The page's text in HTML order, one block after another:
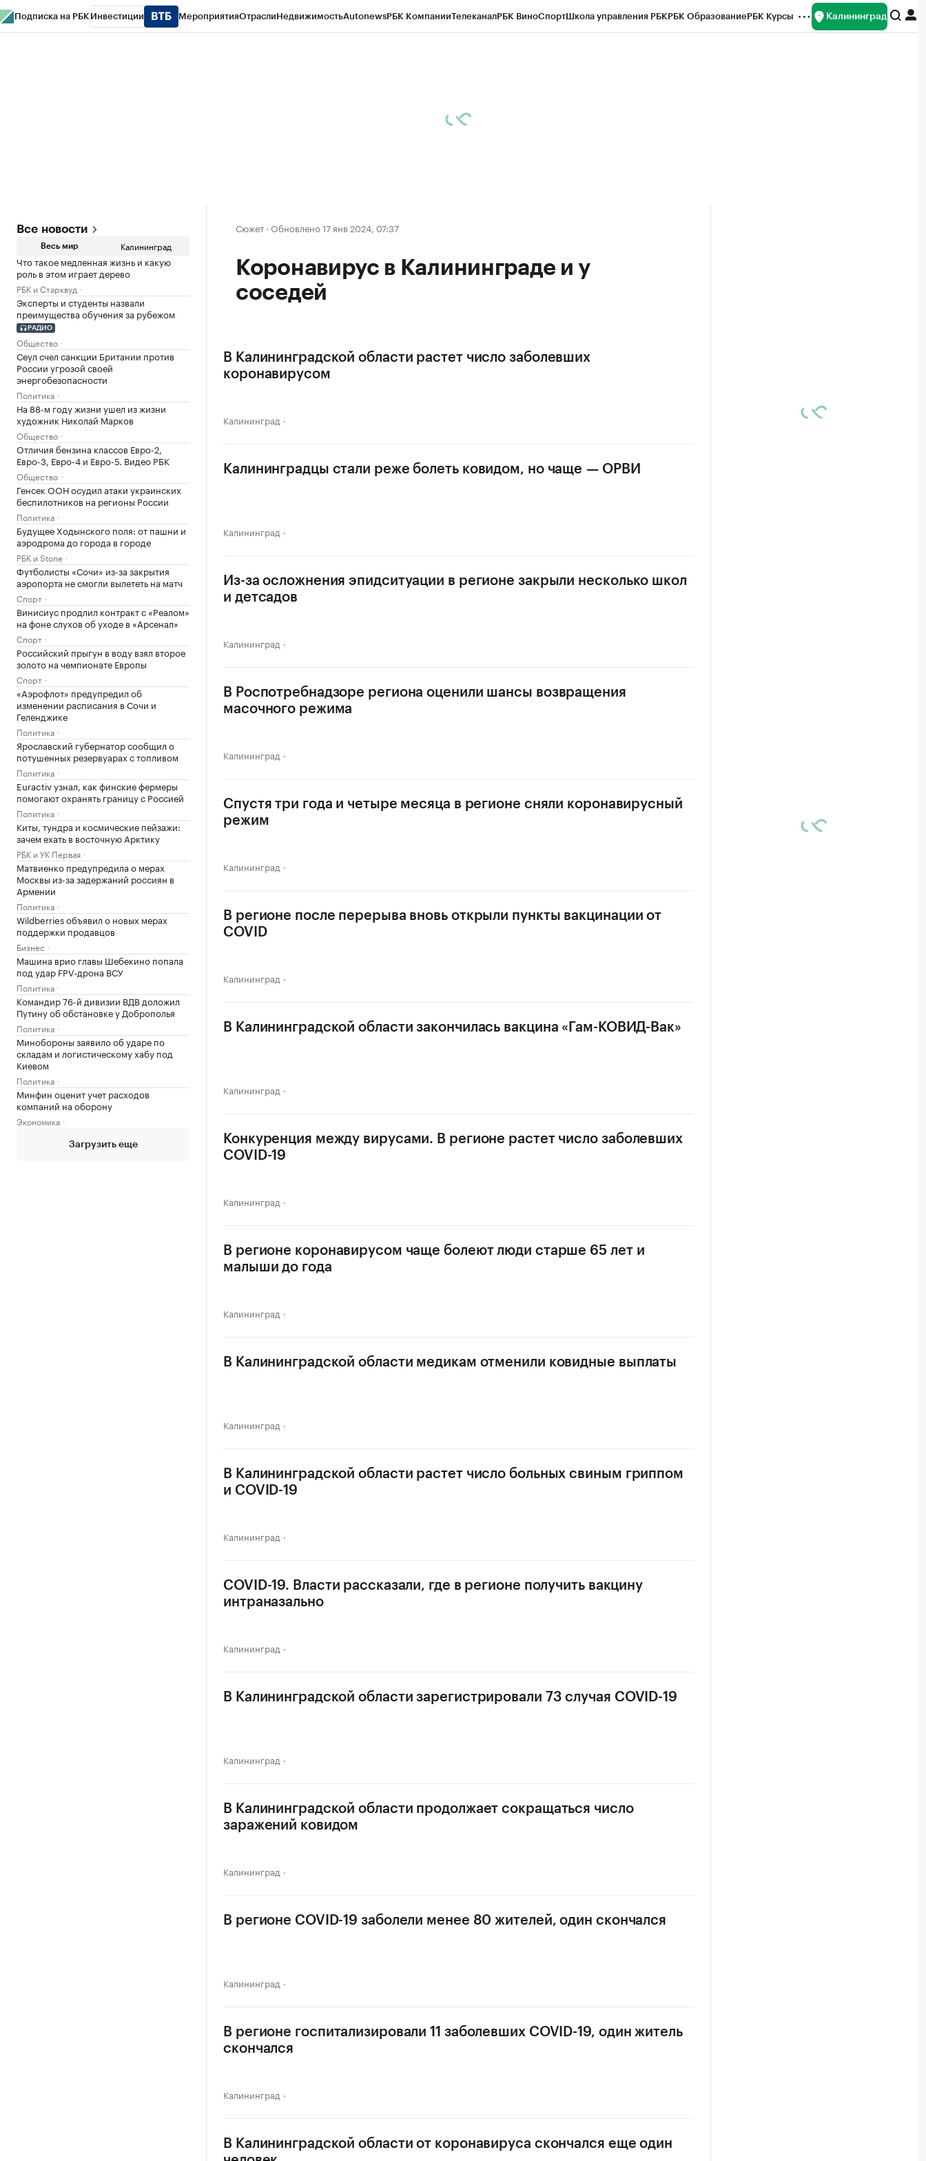
Подписка на РБК Инвестиции МероприятияОтраслиНедвижимостьAutonewsРБК КомпанииТелеканалРБК ВиноСпортШкола управления РБКРБК ОбразованиеРБК Курсы Калининград
Все новости
Весь мир Калининград
Что такое медленная жизнь и какую
роль в этом играет дерево
РБК и Старквуд
Эксперты и студенты назвали
преимущества обучения за рубежом
РАДИО
Общество
Сеул счел санкции Британии против
России угрозой своей
энергобезопасности
Политика
На 88-м году жизни ушел из жизни
художник Николай Марков
Общество
Отличия бензина классов Евро-2,
Евро-3, Евро-4 и Евро-5. Видео РБК
Общество
Генсек ООН осудил атаки украинских
беспилотников на регионы России
Политика
Будущее Ходынского поля: от пашни и
аэродрома до города в городе
РБК и Stone
Футболисты «Сочи» из-за закрытия
аэропорта не смогли вылететь на матч
Спорт
Винисиус продлил контракт с «Реалом»
на фоне слухов об уходе в «Арсенал»
Спорт
Российский прыгун в воду взял второе
золото на чемпионате Европы
Спорт
«Аэрофлот» предупредил об
изменении расписания в Сочи и
Геленджике
Политика
Ярославский губернатор сообщил о
потушенных резервуарах с топливом
Политика
Euractiv узнал, как финские фермеры
помогают охранять границу с Россией
Политика
Киты, тундра и космические пейзажи:
зачем ехать в восточную Арктику
РБК и УК Первая
Матвиенко предупредила о мерах
Москвы из-за задержаний россиян в
Армении
Политика
Wildberries объявил о новых мерах
поддержки продавцов
Бизнес
Машина врио главы Шебекино попала
под удар FPV‑дрона ВСУ
Политика
Командир 76-й дивизии ВДВ доложил
Путину об обстановке у Доброполья
Политика
Минобороны заявило об ударе по
складам и логистическому хабу под
Киевом
Политика
Минфин оценит учет расходов
компаний на оборону
Экономика
Загрузить еще
Сюжет · Обновлено 17 янв 2024, 07:37
Коронавирус в Калининграде и у
соседей
В Калининградской области растет число заболевших
коронавирусом
Калининград
Калининградцы стали реже болеть ковидом, но чаще — ОРВИ
Калининград
Из-за осложнения эпидситуации в регионе закрыли несколько школ
и детсадов
Калининград
В Роспотребнадзоре региона оценили шансы возвращения
масочного режима
Калининград
Спустя три года и четыре месяца в регионе сняли коронавирусный
режим
Калининград
В регионе после перерыва вновь открыли пункты вакцинации от
COVID
Калининград
В Калининградской области закончилась вакцина «Гам-КОВИД-Вак»
Калининград
Конкуренция между вирусами. В регионе растет число заболевших
COVID-19
Калининград
В регионе коронавирусом чаще болеют люди старше 65 лет и
малыши до года
Калининград
В Калининградской области медикам отменили ковидные выплаты
Калининград
В Калининградской области растет число больных свиным гриппом
и COVID-19
Калининград
COVID-19. Власти рассказали, где в регионе получить вакцину
интраназально
Калининград
В Калининградской области зарегистрировали 73 случая COVID-19
Калининград
В Калининградской области продолжает сокращаться число
заражений ковидом
Калининград
В регионе COVID-19 заболели менее 80 жителей, один скончался
Калининград
В регионе госпитализировали 11 заболевших COVID-19, один житель
скончался
Калининград
В Калининградской области от коронавируса скончался еще один